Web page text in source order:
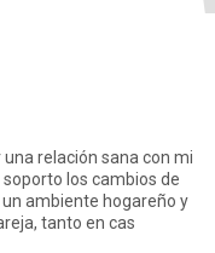
relación sana con mi
los cambios de
ambiente hogareño y
tanto en cas